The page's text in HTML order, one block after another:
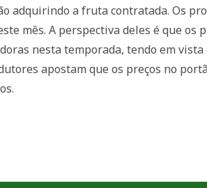
adquirindo a fruta contratada. Os
mês. A perspectiva deles é que
nesta temporada, tendo em
apostam que os preços no